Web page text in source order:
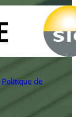
Politique de